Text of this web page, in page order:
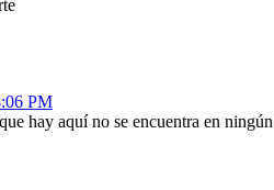
PM
hay aquí no se encuentra en